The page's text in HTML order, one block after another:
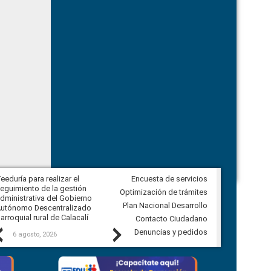
Previous
para realizar el
de la gestión
del Gobierno
Descentralizado
rural de Calacalí
6 agosto, 2026
Veeduría para vigilar los acuerdos,
derivados de la Audiencia Pública
comunidad Urbina, parroquia la
Carolina
5 agosto, 2026
Next
Encuesta de servicios
Optimización de trámites
Plan Nacional Desarrollo
Contacto Ciudadano
Denuncias y pedidos